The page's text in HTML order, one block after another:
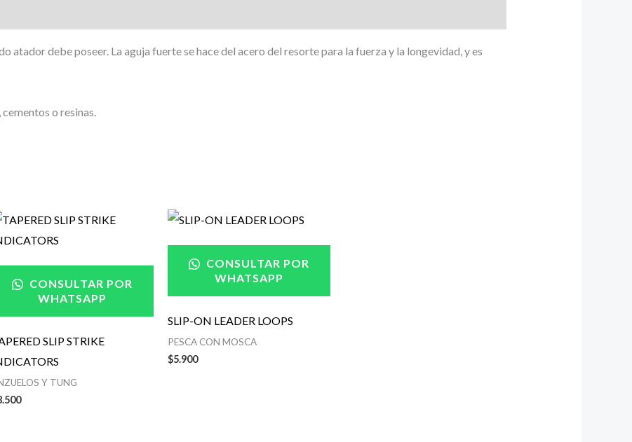
atador debe poseer. La aguja fuerte se hace del acero del resorte para la fuerza y la longevidad, y es
o resinas.
CONSULTAR POR
WHATSAPP
SLIP STRIKE
Y TUNG
CONSULTAR POR
WHATSAPP
SLIP-ON LEADER LOOPS
PESCA CON MOSCA
$5.900